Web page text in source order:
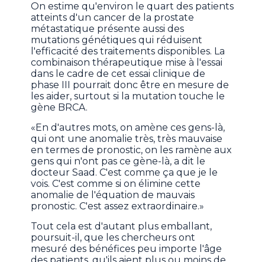
On estime qu'environ le quart des patients
atteints d'un cancer de la prostate
métastatique présente aussi des
mutations génétiques qui réduisent
l'efficacité des traitements disponibles. La
combinaison thérapeutique mise à l'essai
dans le cadre de cet essai clinique de
phase III pourrait donc être en mesure de
les aider, surtout si la mutation touche le
gène BRCA.
«En d'autres mots, on amène ces gens-là,
qui ont une anomalie très, très mauvaise
en termes de pronostic, on les ramène aux
gens qui n'ont pas ce gène-là, a dit le
docteur Saad. C'est comme ça que je le
vois. C'est comme si on élimine cette
anomalie de l'équation de mauvais
pronostic. C'est assez extraordinaire.»
Tout cela est d'autant plus emballant,
poursuit-il, que les chercheurs ont
mesuré des bénéfices peu importe l'âge